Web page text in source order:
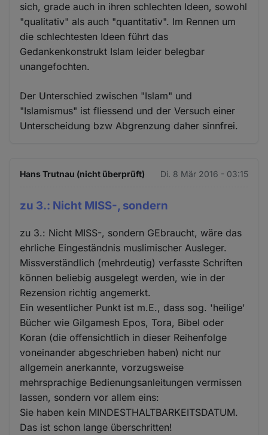
sich, grade auch in ihren schlechten Ideen, sowohl
"qualitativ" als auch "quantitativ". Im Rennen um
die schlechtesten Ideen führt das
Gedankenkonstrukt Islam leider belegbar
unangefochten.
Der Unterschied zwischen "Islam" und
"Islamismus" ist fliessend und der Versuch einer
Unterscheidung bzw Abgrenzung daher sinnfrei.
Hans Trutnau (nicht überprüft) Di. 8 Mär 2016 - 03:15
zu 3.: Nicht MISS-, sondern
zu 3.: Nicht MISS-, sondern GEbraucht, wäre das
ehrliche Eingeständnis muslimischer Ausleger.
Missverständlich (mehrdeutig) verfasste Schriften
können beliebig ausgelegt werden, wie in der
Rezension richtig angemerkt.
Ein wesentlicher Punkt ist m.E., dass sog. 'heilige'
Bücher wie Gilgamesh Epos, Tora, Bibel oder
Koran (die offensichtlich in dieser Reihenfolge
voneinander abgeschrieben haben) nicht nur
allgemein anerkannte, vorzugsweise
mehrsprachige Bedienungsanleitungen vermissen
lassen, sondern vor allem eins:
Sie haben kein MINDESTHALTBARKEITSDATUM.
Das ist schon lange überschritten!